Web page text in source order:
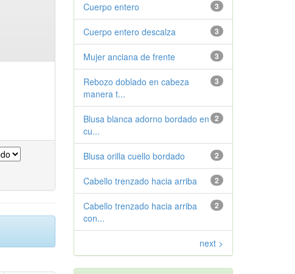
3
Cuerpo entero
3
Cuerpo entero descalza
3
Mujer anciana de frente
3
Rebozo doblado en cabeza
manera t...
2
Blusa blanca adorno bordado en
cu...
2
Blusa orilla cuello bordado
2
Cabello trenzado hacia arriba
2
Cabello trenzado hacia arriba
con...
next >